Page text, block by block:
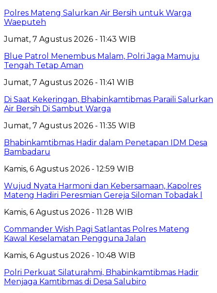
Polres Mateng Salurkan Air Bersih untuk Warga
Waeputeh
Jumat, 7 Agustus 2026 - 11:43 WIB
Blue Patrol Menembus Malam, Polri Jaga Mamuju
Tengah Tetap Aman
Jumat, 7 Agustus 2026 - 11:41 WIB
Di Saat Kekeringan, Bhabinkamtibmas Paraili Salurkan
Air Bersih Di Sambut Warga
Jumat, 7 Agustus 2026 - 11:35 WIB
Bhabinkamtibmas Hadir dalam Penetapan IDM Desa
Bambadaru
Kamis, 6 Agustus 2026 - 12:59 WIB
Wujud Nyata Harmoni dan Kebersamaan, Kapolres
Mateng Hadiri Peresmian Gereja Siloman Tobadak l
Kamis, 6 Agustus 2026 - 11:28 WIB
Commander Wish Pagi Satlantas Polres Mateng
Kawal Keselamatan Pengguna Jalan
Kamis, 6 Agustus 2026 - 10:48 WIB
Polri Perkuat Silaturahmi, Bhabinkamtibmas Hadir
Menjaga Kamtibmas di Desa Salubiro